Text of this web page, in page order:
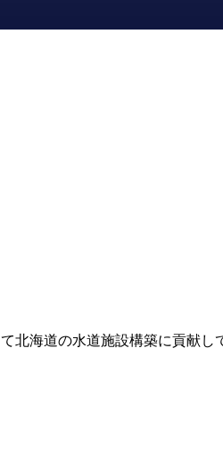
北海道の水道施設構築に貢献し